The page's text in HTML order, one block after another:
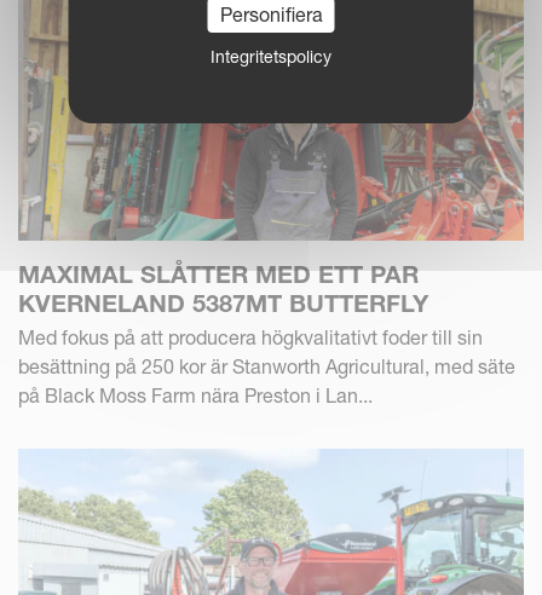
MAXIMAL SLÅTTER MED ETT PAR
KVERNELAND 5387MT BUTTERFLY
Med fokus på att producera högkvalitativt foder till sin
besättning på 250 kor är Stanworth Agricultural, med säte
på Black Moss Farm nära Preston i Lan...
Personifiera
Integritetspolicy